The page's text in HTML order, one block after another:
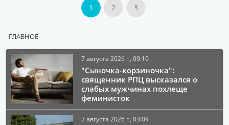
1 2 3
ГЛАВНОЕ
7 августа 2026 г., 09:10
"Сыночка-корзиночка":
священник РПЦ высказался о
слабых мужчинах похлеще
феминисток
7 августа 2026 г., 03:09